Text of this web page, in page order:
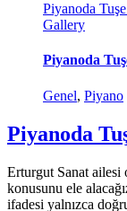
Piyanoda
Gallery
Piyanoda
Genel, Piyano
Piyanoda
Erturgut Sanat ailesi
konusunu ele
ifadesi yalnızca